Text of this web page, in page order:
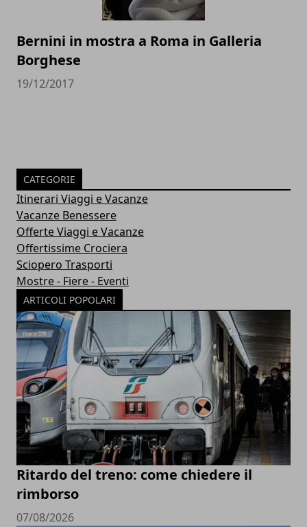
Bernini in mostra a Roma in Galleria
Borghese
19/12/2017
CATEGORIE
Itinerari Viaggi e Vacanze
Vacanze Benessere
Offerte Viaggi e Vacanze
Offertissime Crociera
Sciopero Trasporti
Mostre - Fiere - Eventi
ARTICOLI POPOLARI
Ritardo del treno: come chiedere il
rimborso
07/08/2026